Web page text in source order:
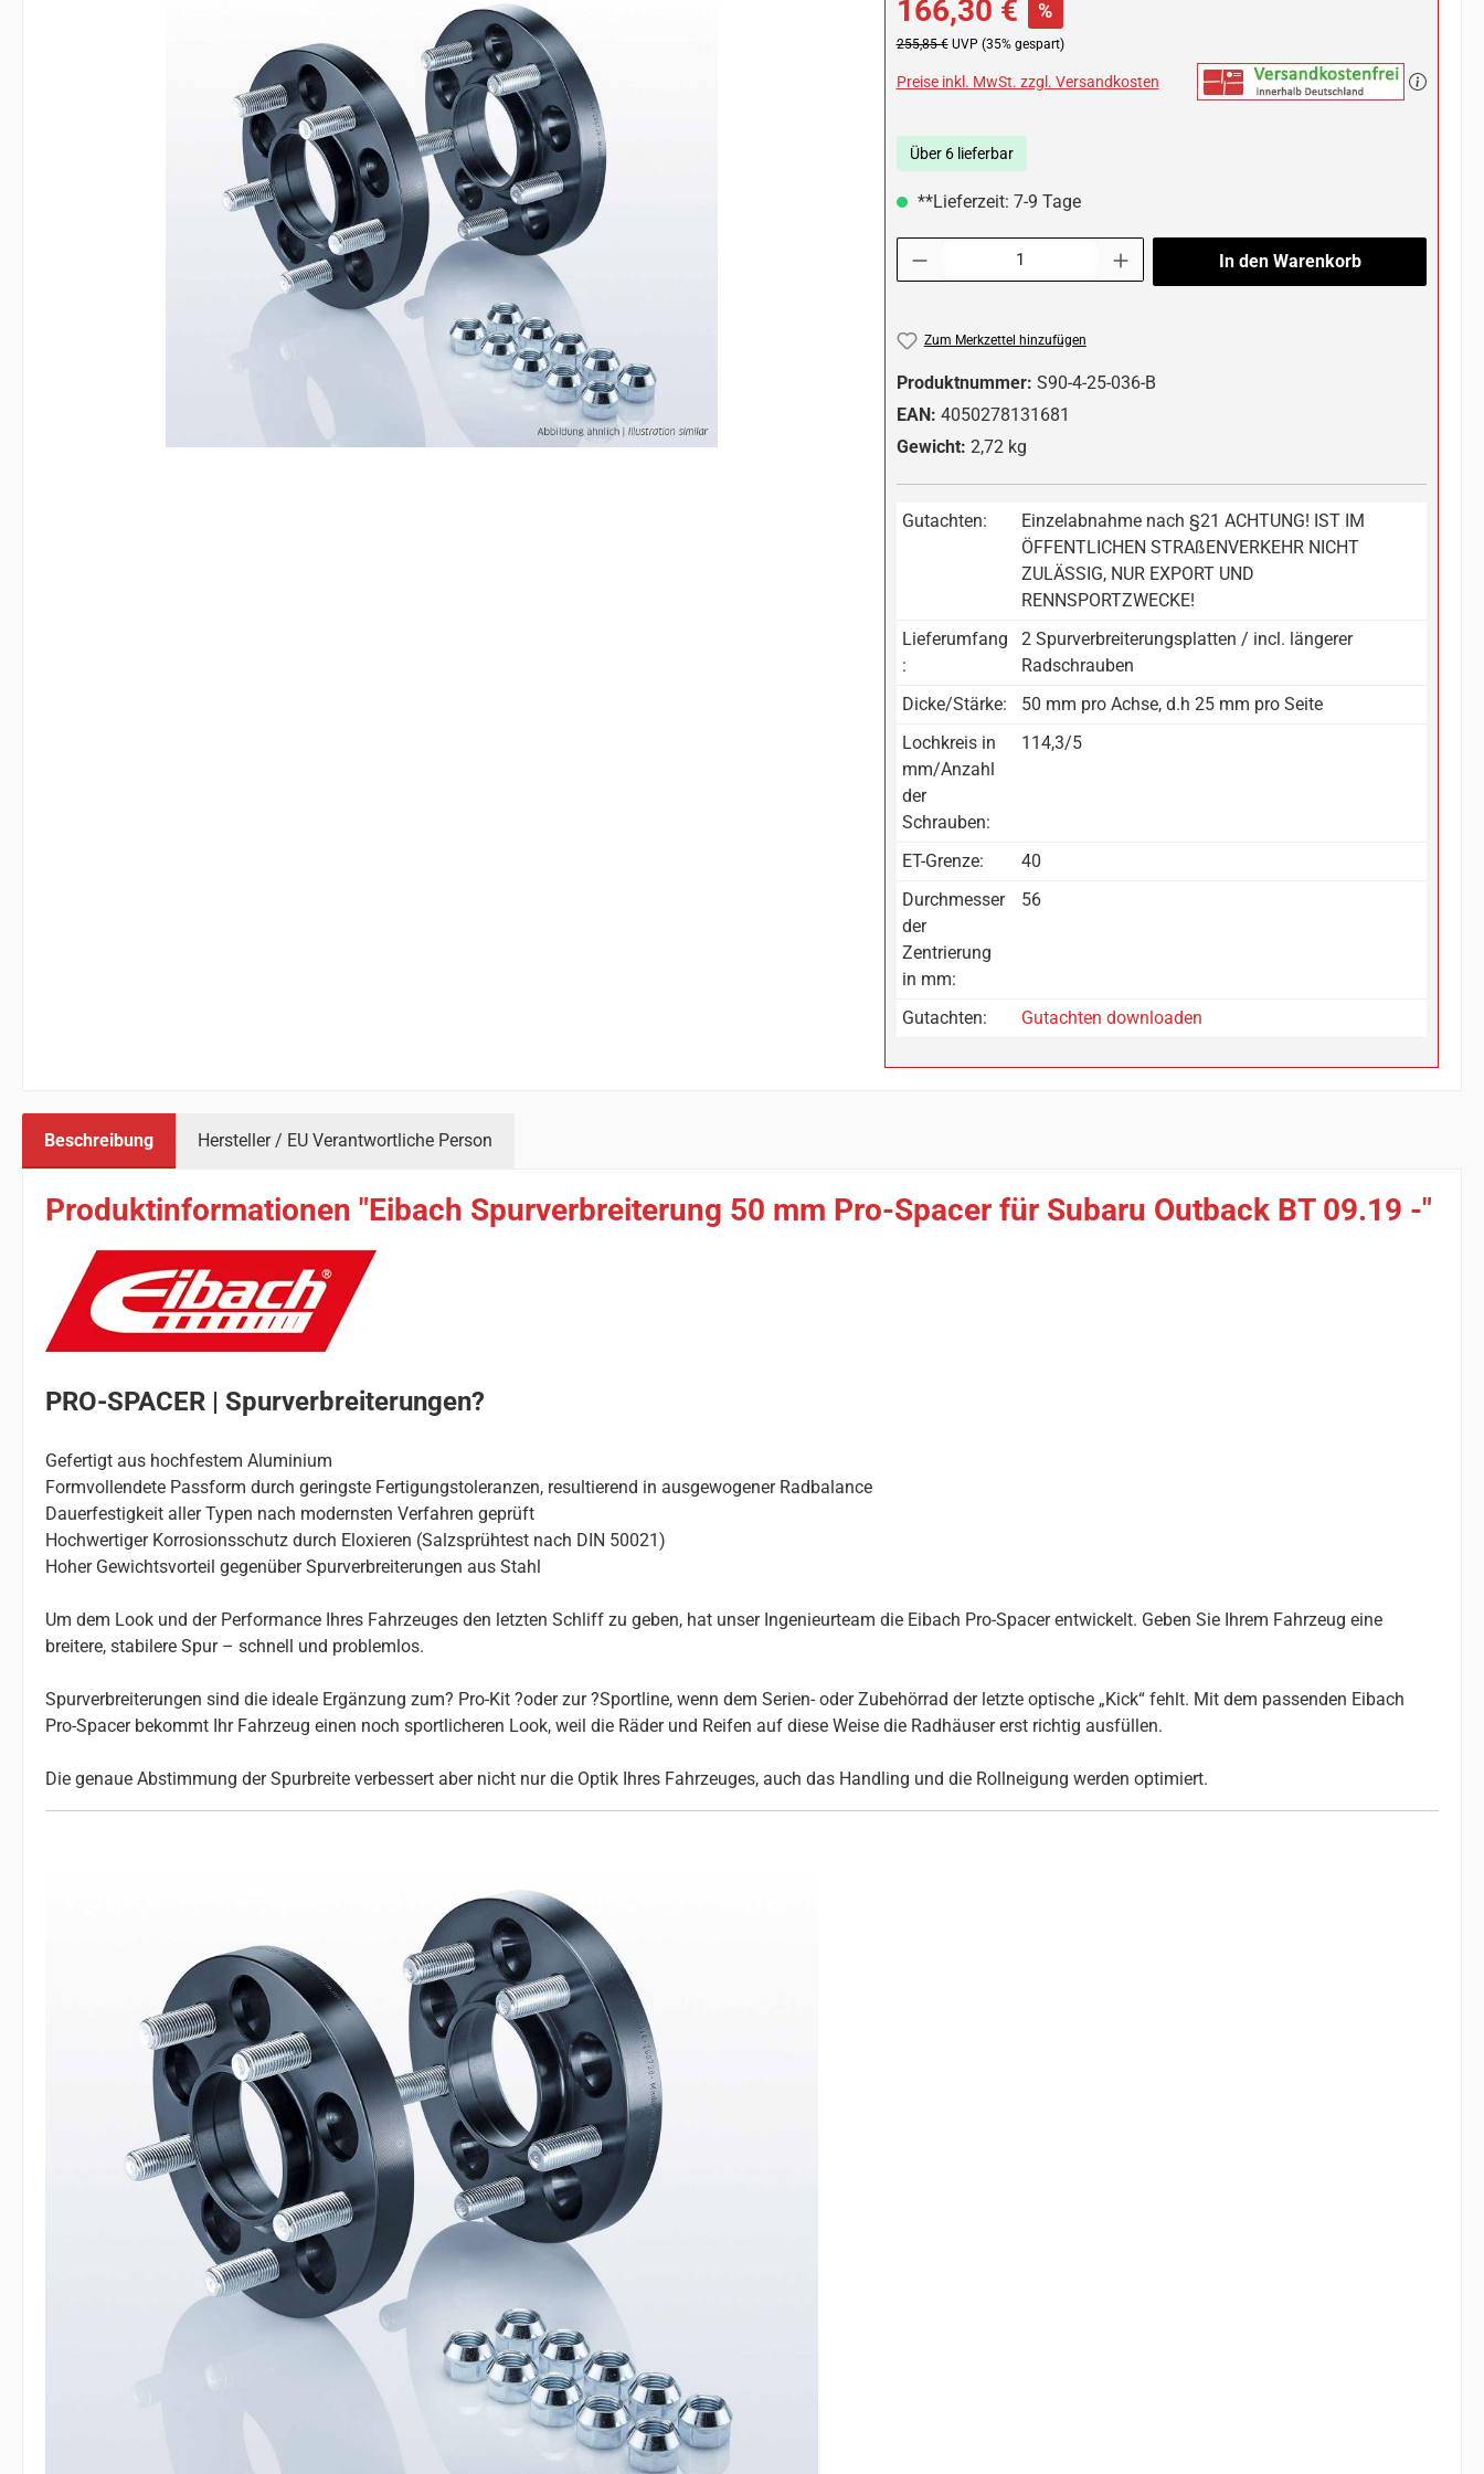
166,30 € %
Regulärer Preis:
255,85 € UVP (35% gespart)
Preise inkl. MwSt. zzgl. Versandkosten
Über 6 lieferbar
**Lieferzeit: 7-9 Tage
In den Warenkorb
Zum Merkzettel hinzufügen
Produktnummer: S90-4-25-036-B
EAN: 4050278131681
Gewicht: 2,72 kg
Gutachten:
Einzelabnahme nach §21 ACHTUNG! IST IM
ÖFFENTLICHEN STRAßENVERKEHR NICHT
ZULÄSSIG, NUR EXPORT UND
RENNSPORTZWECKE!
Lieferumfang
:
2 Spurverbreiterungsplatten / incl. längerer
Radschrauben
Dicke/Stärke:
50 mm pro Achse, d.h 25 mm pro Seite
Lochkreis in
mm/Anzahl
der
Schrauben:
114,3/5
ET-Grenze:
40
Durchmesser
der
Zentrierung
in mm:
56
Gutachten: Gutachten downloaden
Beschreibung Hersteller / EU Verantwortliche Person
Produktinformationen "Eibach Spurverbreiterung 50 mm Pro-Spacer für Subaru Outback BT 09.19 -"
PRO-SPACER | Spurverbreiterungen?
Gefertigt aus hochfestem Aluminium
Formvollendete Passform durch geringste Fertigungstoleranzen, resultierend in ausgewogener Radbalance
Dauerfestigkeit aller Typen nach modernsten Verfahren geprüft
Hochwertiger Korrosionsschutz durch Eloxieren (Salzsprühtest nach DIN 50021)
Hoher Gewichtsvorteil gegenüber Spurverbreiterungen aus Stahl
Um dem Look und der Performance Ihres Fahrzeuges den letzten Schliff zu geben, hat unser Ingenieurteam die Eibach Pro-Spacer entwickelt. Geben Sie Ihrem Fahrzeug eine
breitere, stabilere Spur – schnell und problemlos.
Spurverbreiterungen sind die ideale Ergänzung zum? Pro-Kit ?oder zur ?Sportline, wenn dem Serien- oder Zubehörrad der letzte optische „Kick“ fehlt. Mit dem passenden Eibach
Pro-Spacer bekommt Ihr Fahrzeug einen noch sportlicheren Look, weil die Räder und Reifen auf diese Weise die Radhäuser erst richtig ausfüllen.
Die genaue Abstimmung der Spurbreite verbessert aber nicht nur die Optik Ihres Fahrzeuges, auch das Handling und die Rollneigung werden optimiert.